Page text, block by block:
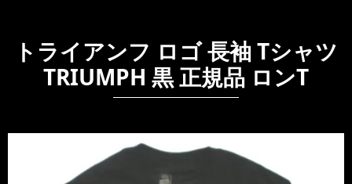
トライアンフ ロゴ 長袖 Tシャツ
TRIUMPH 黒 正規品 ロンT